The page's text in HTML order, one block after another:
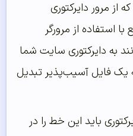
از مرور دایرکتوری
استفاده از مرورگر
به دایرکتوری سایت شما
یک فایل آسیب‌پذیر تبدیل
باید این خط را در